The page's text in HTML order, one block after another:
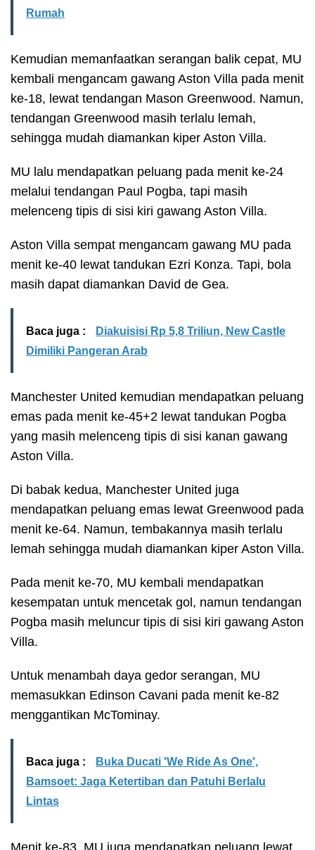
Rumah
Kemudian memanfaatkan serangan balik cepat, MU
kembali mengancam gawang Aston Villa pada menit
ke-18, lewat tendangan Mason Greenwood. Namun,
tendangan Greenwood masih terlalu lemah,
sehingga mudah diamankan kiper Aston Villa.
MU lalu mendapatkan peluang pada menit ke-24
melalui tendangan Paul Pogba, tapi masih
melenceng tipis di sisi kiri gawang Aston Villa.
Aston Villa sempat mengancam gawang MU pada
menit ke-40 lewat tandukan Ezri Konza. Tapi, bola
masih dapat diamankan David de Gea.
Baca juga :
Diakuisisi Rp 5,8 Triliun, New Castle
Dimiliki Pangeran Arab
Manchester United kemudian mendapatkan peluang
emas pada menit ke-45+2 lewat tandukan Pogba
yang masih melenceng tipis di sisi kanan gawang
Aston Villa.
Di babak kedua, Manchester United juga
mendapatkan peluang emas lewat Greenwood pada
menit ke-64. Namun, tembakannya masih terlalu
lemah sehingga mudah diamankan kiper Aston Villa.
Pada menit ke-70, MU kembali mendapatkan
kesempatan untuk mencetak gol, namun tendangan
Pogba masih meluncur tipis di sisi kiri gawang Aston
Villa.
Untuk menambah daya gedor serangan, MU
memasukkan Edinson Cavani pada menit ke-82
menggantikan McTominay.
Baca juga :
Buka Ducati 'We Ride As One',
Bamsoet: Jaga Ketertiban dan Patuhi Berlalu
Lintas
Menit ke-83, MU juga mendapatkan peluang lewat